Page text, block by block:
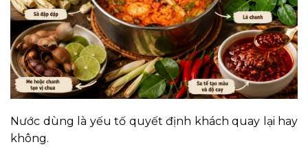
Nước dùng là yếu tố quyết định khách quay lại hay
không.